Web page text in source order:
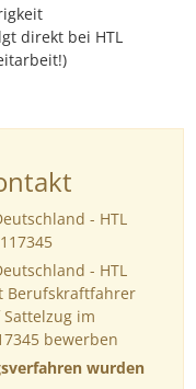
direkt bei HTL
- HTL
- HTL
Berufskraftfahrer
im
bewerben
wurden